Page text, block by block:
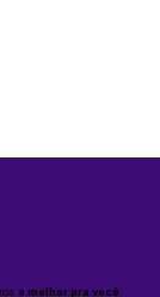
o melhor pra você